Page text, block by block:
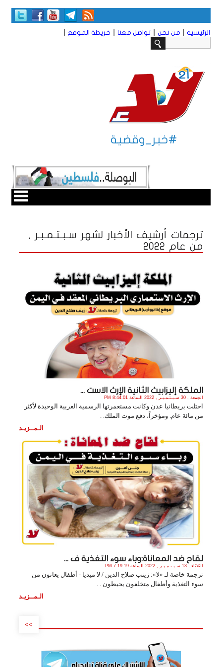
الرئيسية من نحن تواصل معنا خريطة الموقع
#خبر_وقضية
ترجمات أرشيف الأخبار لشهر سـبـتـمـبـر ,
من عام 2022
الملكة إليزابيث الثانية الإرث الاست ...
الجمعة , 30 سـبـتـمـبـر , 2022 الساعة 8:44:01 PM
احتلت بريطانيا عدن وكانت مستعمرتها الرسمية العربية الوحيدة لأكثر
من مائة عام. ومؤخراً، دفع موت الملك. .
الـمــزيـد
لقاح ضد المعاناة:وباء سوء التغذية ف ...
الثلاثاء , 13 سـبـتـمـبـر , 2022 الساعة 7:19:19 PM
ترجمة خاصة لـ «لا»: زينب صلاح الدين / لا ميديا - أطفال يعانون من
سوء التغذية وأطفال متخلفون يحيطون . .
الـمــزيـد
>>